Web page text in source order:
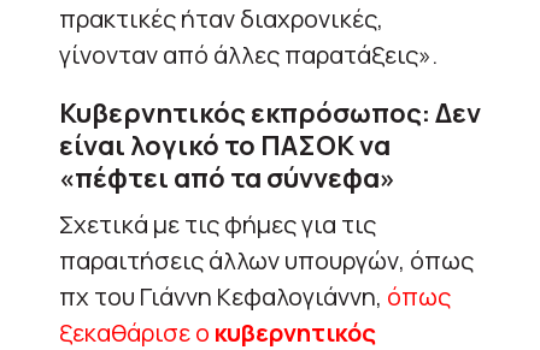
πρακτικές ήταν διαχρονικές,
γίνονταν από άλλες παρατάξεις».
Κυβερνητικός εκπρόσωπος: Δεν
είναι λογικό το ΠΑΣΟΚ να
«πέφτει από τα σύννεφα»
Σχετικά με τις φήμες για τις
παραιτήσεις άλλων υπουργών, όπως
πχ του Γιάννη Κεφαλογιάννη, όπως
ξεκαθάρισε ο κυβερνητικός